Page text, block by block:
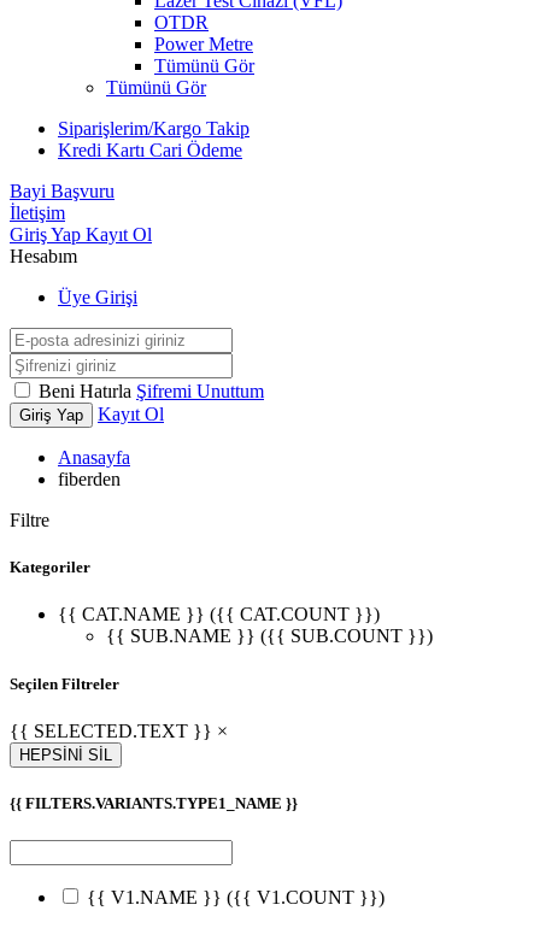
OTDR
Power Metre
Tümünü Gör
Tümünü Gör
Siparişlerim/Kargo Takip
Kredi Kartı Cari Ödeme
Bayi Başvuru
İletişim
Giriş Yap Kayıt Ol
Hesabım
Üye Girişi
Beni Hatırla Şifremi Unuttum
Giriş Yap Kayıt Ol
Anasayfa
fiberden
Filtre
Kategoriler
{{ CAT.NAME }} ({{ CAT.COUNT }})
{{ SUB.NAME }} ({{ SUB.COUNT }})
Seçilen Filtreler
{{ SELECTED.TEXT }} ×
HEPSİNİ SİL
{{ FILTERS.VARIANTS.TYPE1_NAME }}
{{ V1.NAME }} ({{ V1.COUNT }})